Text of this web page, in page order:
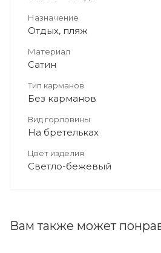
Назначение
Отдых, пляж
Материал
Сатин
Тип карманов
Без карманов
Вид горловины
На бретельках
Цвет изделия
Светло-бежевый
Вам также может